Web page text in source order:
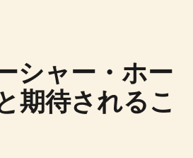
シャー・ホー
期待されるこ